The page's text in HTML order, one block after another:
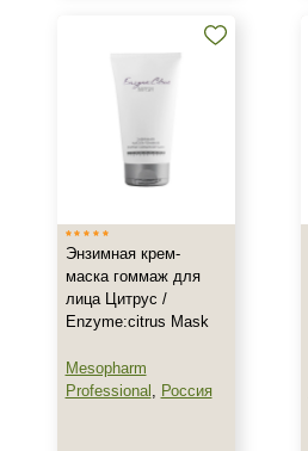
Энзимная крем-
маска гоммаж для
лица Цитрус /
Enzyme:citrus Mask
Mesopharm
Professional , Россия